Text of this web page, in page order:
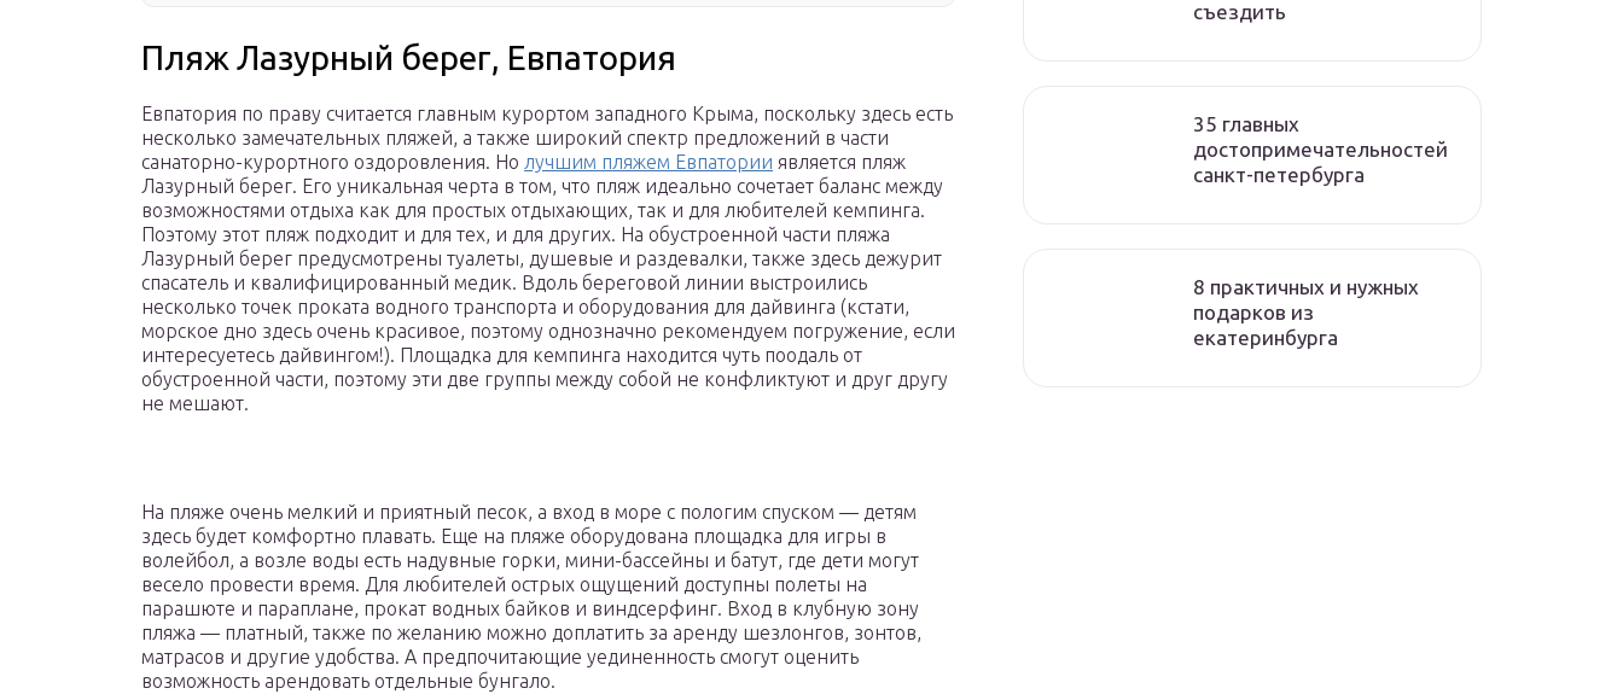
Пляж Лазурный берег, Евпатория
Евпатория по праву считается главным курортом западного Крыма, поскольку здесь есть
несколько замечательных пляжей, а также широкий спектр предложений в части
санаторно-курортного оздоровления. Но лучшим пляжем Евпатории является пляж
Лазурный берег. Его уникальная черта в том, что пляж идеально сочетает баланс между
возможностями отдыха как для простых отдыхающих, так и для любителей кемпинга.
Поэтому этот пляж подходит и для тех, и для других. На обустроенной части пляжа
Лазурный берег предусмотрены туалеты, душевые и раздевалки, также здесь дежурит
спасатель и квалифицированный медик. Вдоль береговой линии выстроились
несколько точек проката водного транспорта и оборудования для дайвинга (кстати,
морское дно здесь очень красивое, поэтому однозначно рекомендуем погружение, если
интересуетесь дайвингом!). Площадка для кемпинга находится чуть поодаль от
обустроенной части, поэтому эти две группы между собой не конфликтуют и друг другу
не мешают.
На пляже очень мелкий и приятный песок, а вход в море с пологим спуском — детям
здесь будет комфортно плавать. Еще на пляже оборудована площадка для игры в
волейбол, а возле воды есть надувные горки, мини-бассейны и батут, где дети могут
весело провести время. Для любителей острых ощущений доступны полеты на
парашюте и параплане, прокат водных байков и виндсерфинг. Вход в клубную зону
пляжа — платный, также по желанию можно доплатить за аренду шезлонгов, зонтов,
матрасов и другие удобства. А предпочитающие уединенность смогут оценить
возможность арендовать отдельные бунгало.
съездить
35 главных
достопримечательностей
санкт-петербурга
8 практичных и нужных
подарков из
екатеринбурга